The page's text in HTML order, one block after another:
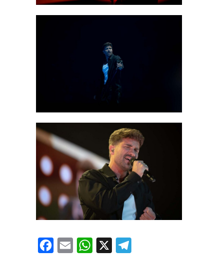
Facebook
EmailWhatsApp
X